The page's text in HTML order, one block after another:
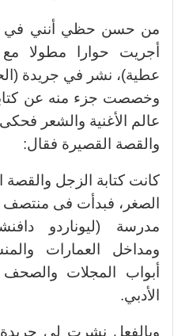
من حسن حظي أنني في
أجريت حوارا مطولا
وخصصت جزء منه عن
عالم الأغنية والشعر
والقصة القصيرة فقال:
كانت كتابة الزجل والقصة
الصغر، فبدأت فى منتصف
مدرسة (ليوناردو
ومداخل العمارات
أبواب المجلات
الأدبي.
وبالفعل نشرت لي